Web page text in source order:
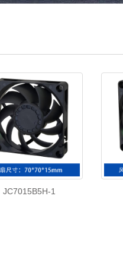
JC7015B5H-1